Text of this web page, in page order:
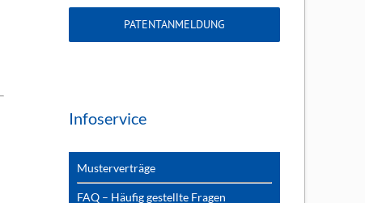
PATENTANMELDUNG
Infoservice
Musterverträge
FAQ – Häufig gestellte Fragen